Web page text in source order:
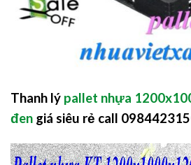
Thanh lý pallet nhựa
đen giá siêu rẻ call